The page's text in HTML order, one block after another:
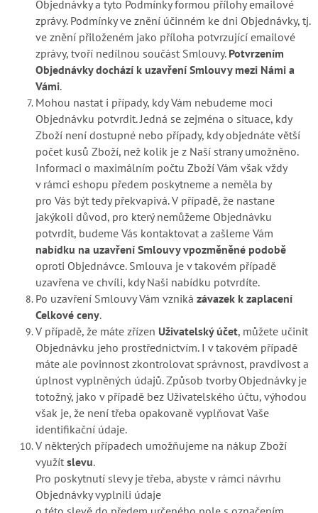
Objednávky a tyto Podmínky formou přílohy emailové
zprávy. Podmínky ve znění účinném ke dni Objednávky, tj.
ve znění přiloženém jako příloha potvrzující emailové
zprávy, tvoří nedílnou součást Smlouvy. Potvrzením
Objednávky dochází k uzavření Smlouvy mezi Námi a
Vámi.
Mohou nastat i případy, kdy Vám nebudeme moci
Objednávku potvrdit. Jedná se zejména o situace, kdy
Zboží není dostupné nebo případy, kdy objednáte větší
počet kusů Zboží, než kolik je z Naší strany umožněno.
Informaci o maximálním počtu Zboží Vám však vždy
v rámci eshopu předem poskytneme a neměla by
pro Vás být tedy překvapivá. V případě, že nastane
jakýkoli důvod, pro který nemůžeme Objednávku
potvrdit, budeme Vás kontaktovat a zašleme Vám
nabídku na uzavření Smlouvy vpozměněné podobě
oproti Objednávce. Smlouva je v takovém případě
uzavřena ve chvíli, kdy Naši nabídku potvrdíte.
Po uzavření Smlouvy Vám vzniká závazek k zaplacení
Celkové ceny.
V případě, že máte zřízen Uživatelský účet, můžete učinit
Objednávku jeho prostřednictvím. I v takovém případě
máte ale povinnost zkontrolovat správnost, pravdivost a
úplnost vyplněných údajů. Způsob tvorby Objednávky je
totožný, jako v případě bez Uživatelského účtu, výhodou
však je, že není třeba opakovaně vyplňovat Vaše
identifikační údaje.
V některých případech umožňujeme na nákup Zboží
využít slevu.
Pro poskytnutí slevy je třeba, abyste v rámci návrhu
Objednávky vyplnili údaje